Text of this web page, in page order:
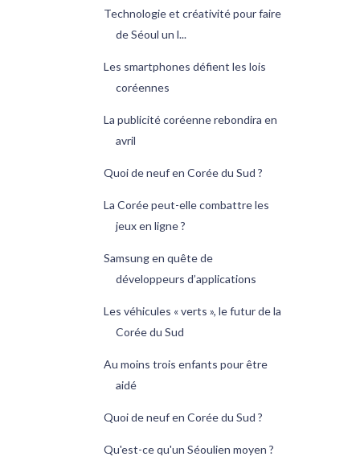
Technologie et créativité pour faire
de Séoul un l...
Les smartphones défient les lois
coréennes
La publicité coréenne rebondira en
avril
Quoi de neuf en Corée du Sud ?
La Corée peut-elle combattre les
jeux en ligne ?
Samsung en quête de
développeurs d’applications
Les véhicules « verts », le futur de la
Corée du Sud
Au moins trois enfants pour être
aidé
Quoi de neuf en Corée du Sud ?
Qu'est-ce qu'un Séoulien moyen ?